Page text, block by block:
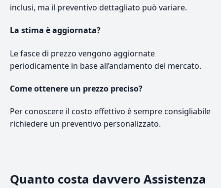
inclusi, ma il preventivo dettagliato può variare.
La stima è aggiornata?
Le fasce di prezzo vengono aggiornate
periodicamente in base all’andamento del mercato.
Come ottenere un prezzo preciso?
Per conoscere il costo effettivo è sempre consigliabile
richiedere un preventivo personalizzato.
Quanto costa davvero Assistenza